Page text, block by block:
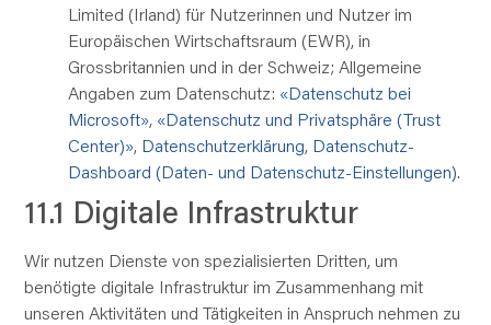
Limited (Irland) für Nutzerinnen und Nutzer im
Europäischen Wirtschaftsraum (EWR), in
Grossbritannien und in der Schweiz; Allgemeine
Angaben zum Datenschutz: «Datenschutz bei
Microsoft», «Datenschutz und Privatsphäre (Trust
Center)», Datenschutzerklärung, Datenschutz-
Dashboard (Daten- und Datenschutz-Einstellungen).
11.1 Digitale Infrastruktur
Wir nutzen Dienste von spezialisierten Dritten, um
benötigte digitale Infrastruktur im Zusammenhang mit
unseren Aktivitäten und Tätigkeiten in Anspruch nehmen zu